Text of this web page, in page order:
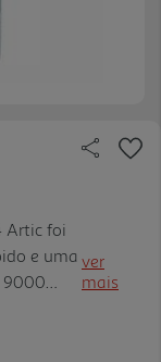
Artic foi
e uma
9000
tanto
ver
mais